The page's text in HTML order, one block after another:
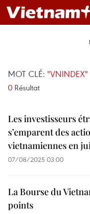
MOT CLÉ: "VNINDEX"
0 Résultat
Les investisseurs
s’emparent des
vietnamiennes en
07/08/2025 03:00
La Bourse du
points